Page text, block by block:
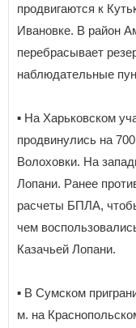
продвигаются к
Ивановке. В район
перебрасывает
наблюдательные
▪️ На Харьковском
продвинулись на
Волоховки. На
Лопани. Ранее
расчеты БПЛА,
чем
Казачьей Лопани.
▪️ В Сумском
м. на